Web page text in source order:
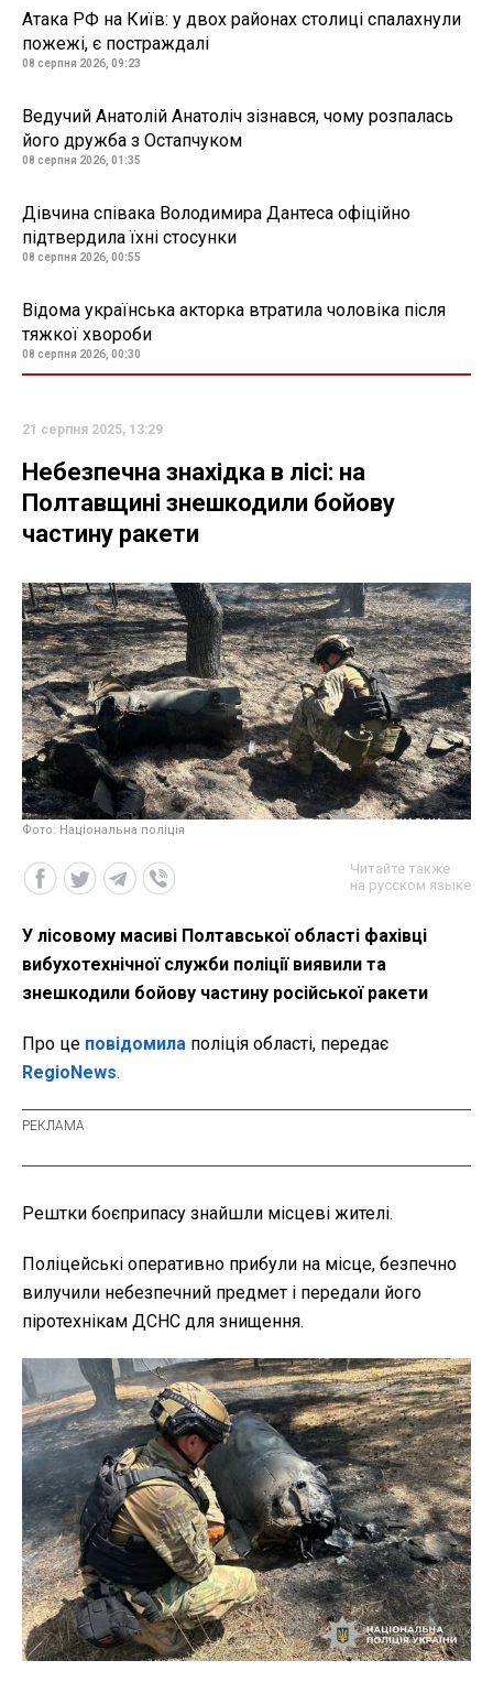
Атака РФ на Київ: у двох районах столиці спалахнули
пожежі, є постраждалі
08 серпня 2026, 09:23
Ведучий Анатолій Анатоліч зізнався, чому розпалась
його дружба з Остапчуком
08 серпня 2026, 01:35
Дівчина співака Володимира Дантеса офіційно
підтвердила їхні стосунки
08 серпня 2026, 00:55
Відома українська акторка втратила чоловіка після
тяжкої хвороби
08 серпня 2026, 00:30
21 серпня 2025, 13:29
Небезпечна знахідка в лісі: на
Полтавщині знешкодили бойову
частину ракети
Фото: Національна поліція
Читайте также
на русском языке
У лісовому масиві Полтавської області фахівці
вибухотехнічної служби поліції виявили та
знешкодили бойову частину російської ракети
Про це повідомила поліція області, передає
RegioNews.
Рештки боєприпасу знайшли місцеві жителі.
Поліцейські оперативно прибули на місце, безпечно
вилучили небезпечний предмет і передали його
піротехнікам ДСНС для знищення.